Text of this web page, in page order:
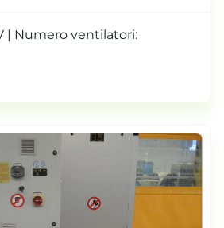
| Numero ventilatori: